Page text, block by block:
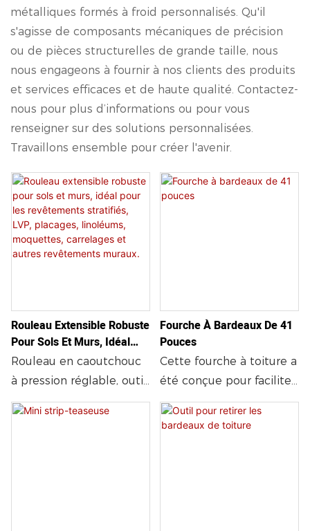
métalliques formés à froid personnalisés. Qu'il
s'agisse de composants mécaniques de précision
ou de pièces structurelles de grande taille, nous
nous engageons à fournir à nos clients des produits
et services efficaces et de haute qualité. Contactez-
nous pour plus d’informations ou pour vous
renseigner sur des solutions personnalisées.
Travaillons ensemble pour créer l'avenir.
Rouleau Extensible Robuste
Pour Sols Et Murs, Idéal
Pour Les Revêtements
Stratifiés, LVP, Placages,
Linoléums, Moquettes,
Carrelages Et Autres
Rouleau en caoutchouc
à pression réglable, outil
de rouleau robuste pour
sols, rouleau pour
Fourche À Bardeaux De 41
Pouces
Cette fourche à toiture a
été conçue pour faciliter
la dépose des bardeaux
composites. Elle est